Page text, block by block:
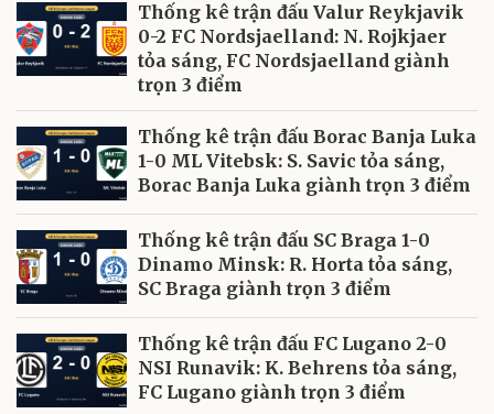
Thống kê trận đấu Valur Reykjavik
0-2 FC Nordsjaelland: N. Rojkjaer
tỏa sáng, FC Nordsjaelland giành
trọn 3 điểm
Thống kê trận đấu Borac Banja Luka
1-0 ML Vitebsk: S. Savic tỏa sáng,
Borac Banja Luka giành trọn 3 điểm
Thống kê trận đấu SC Braga 1-0
Dinamo Minsk: R. Horta tỏa sáng,
SC Braga giành trọn 3 điểm
Thống kê trận đấu FC Lugano 2-0
NSI Runavik: K. Behrens tỏa sáng,
FC Lugano giành trọn 3 điểm